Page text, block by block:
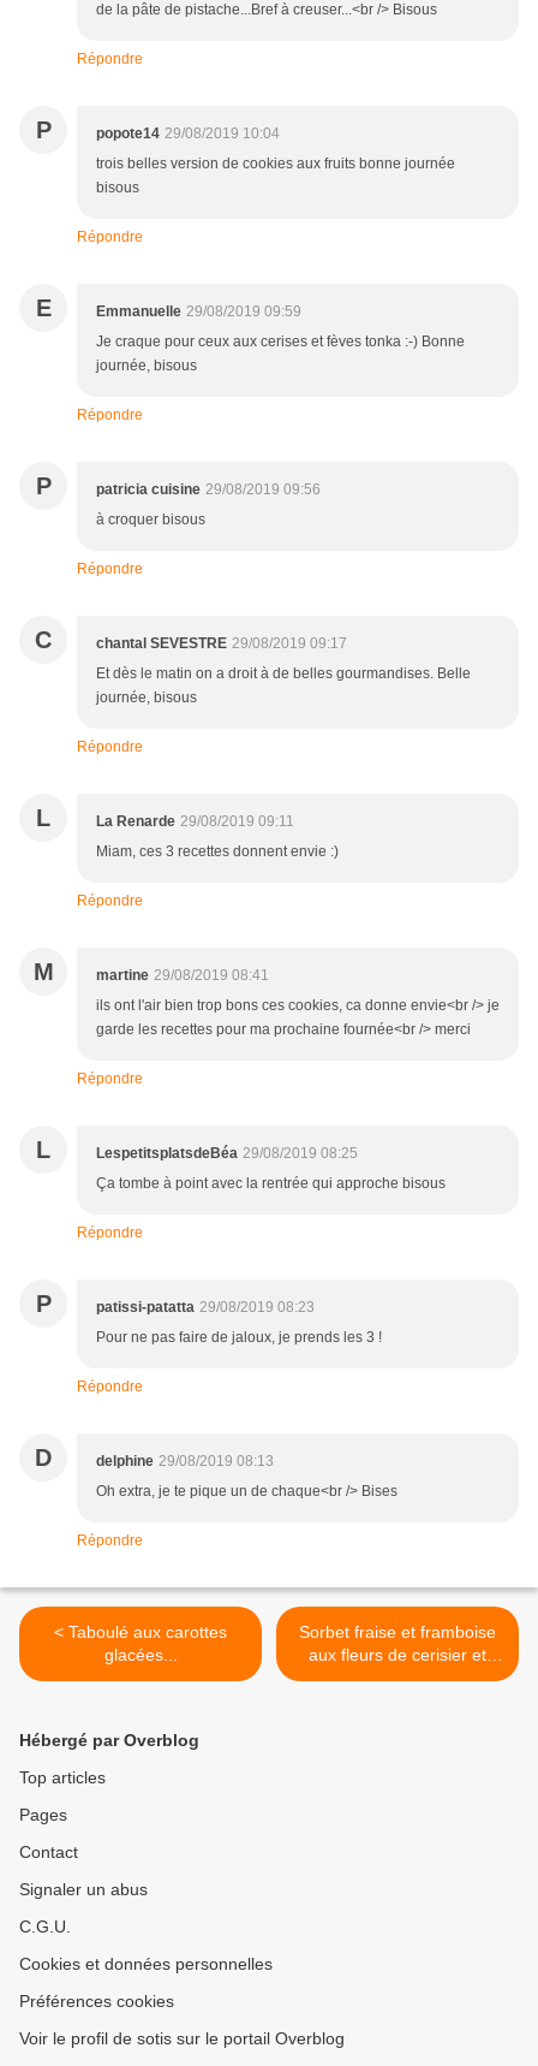
de la pâte de pistache...Bref à creuser...<br /> Bisous
Répondre
P popote14 29/08/2019 10:04
trois belles version de cookies aux fruits bonne journée
bisous
Répondre
E Emmanuelle 29/08/2019 09:59
Je craque pour ceux aux cerises et fèves tonka :-) Bonne
journée, bisous
Répondre
P patricia cuisine 29/08/2019 09:56
à croquer bisous
Répondre
C chantal SEVESTRE 29/08/2019 09:17
Et dès le matin on a droit à de belles gourmandises. Belle
journée, bisous
Répondre
L La Renarde 29/08/2019 09:11
Miam, ces 3 recettes donnent envie :)
Répondre
M martine 29/08/2019 08:41
ils ont l'air bien trop bons ces cookies, ca donne envie<br /> je
garde les recettes pour ma prochaine fournée<br /> merci
Répondre
L LespetitsplatsdeBéa 29/08/2019 08:25
Ça tombe à point avec la rentrée qui approche bisous
Répondre
P patissi-patatta 29/08/2019 08:23
Pour ne pas faire de jaloux, je prends les 3 !
Répondre
D delphine 29/08/2019 08:13
Oh extra, je te pique un de chaque<br /> Bises
Répondre
< Taboulé aux carottes
glacées...
Sorbet fraise et framboise
aux fleurs de cerisier et
menthe poivrée >
Hébergé par Overblog
Top articles
Pages
Contact
Signaler un abus
C.G.U.
Cookies et données personnelles
Préférences cookies
Voir le profil de sotis sur le portail Overblog